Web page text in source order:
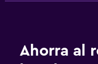
Ahorra al